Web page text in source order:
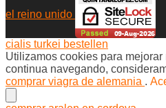
el reino unido
cialis turkei bestellen
Utilizamos cookies para
continua navegando,
comprar viagra de alemania .